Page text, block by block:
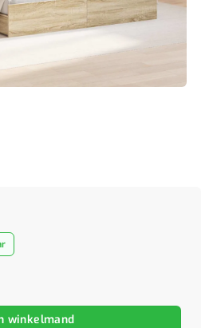
met hoofdeinde met opslag Sonoma
winkelmand